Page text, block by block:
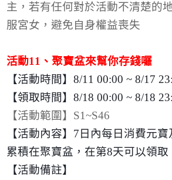
主，若有任何對於活動不清楚的
服宮女，避免自身權益喪失
活動11 、聚寶盆來幫你存錢囉
【活動時間】8/11 00:00 ~ 8/17
【領取時間】8/18 00:00 ~ 8/18
【活動範圍】 S1~S46
【活動內容】 7 日內每日消費元寶
累積在聚寶盆，在第8天可以領取
【活動備註】